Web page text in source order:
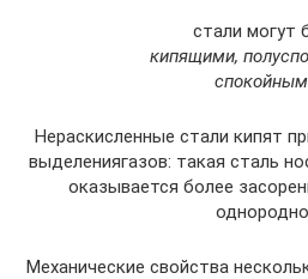
стали могут
кипящими,
Нераскисленные стали кипят
выделениягазов: такая сталь
оказывается более
Механические свойства